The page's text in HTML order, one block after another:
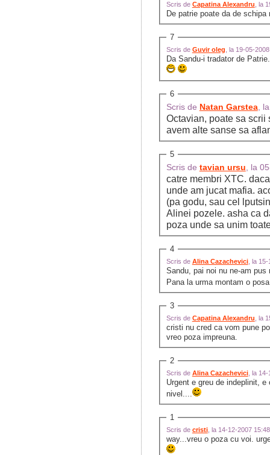
Scris de Capatina Alexandru , la
De patrie poate da de schipa
7
Scris de Guvir oleg , la 19-05-
Da Sandu-i tradator de
6
Scris de Natan Garstea,
Octavian, poate sa scrii
avem alte sanse sa
5
Scris de tavian ursu, la
catre membri XTC.
unde am jucat mafia.
(pa godu, sau cel
Alinei pozele. asha ca
poza unde sa unim
4
Scris de Alina Cazachevici, la
Sandu, pai noi nu ne-am
Pana la urma montam o
3
Scris de Capatina Alexandru , la
cristi nu cred ca vom pune
vreo poza impreuna.
2
Scris de Alina Cazachevici, la
Urgent e greu de indeplinit,
nivel....
1
Scris de cristi, la 14-12-2007
way...vreu o poza cu voi.